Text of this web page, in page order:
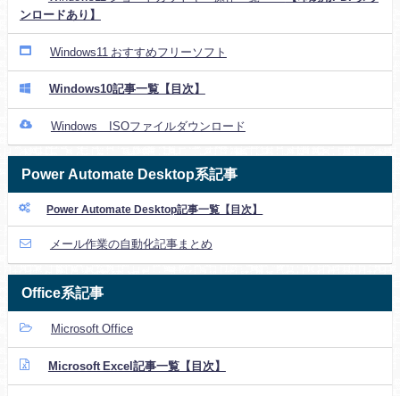
ンロードあり】
Windows11 おすすめフリーソフト
Windows10記事一覧【目次】
Windows ISOファイルダウンロード
Power Automate Desktop系記事
Power Automate Desktop記事一覧【目次】
メール作業の自動化記事まとめ
Office系記事
Microsoft Office
Microsoft Excel記事一覧【目次】